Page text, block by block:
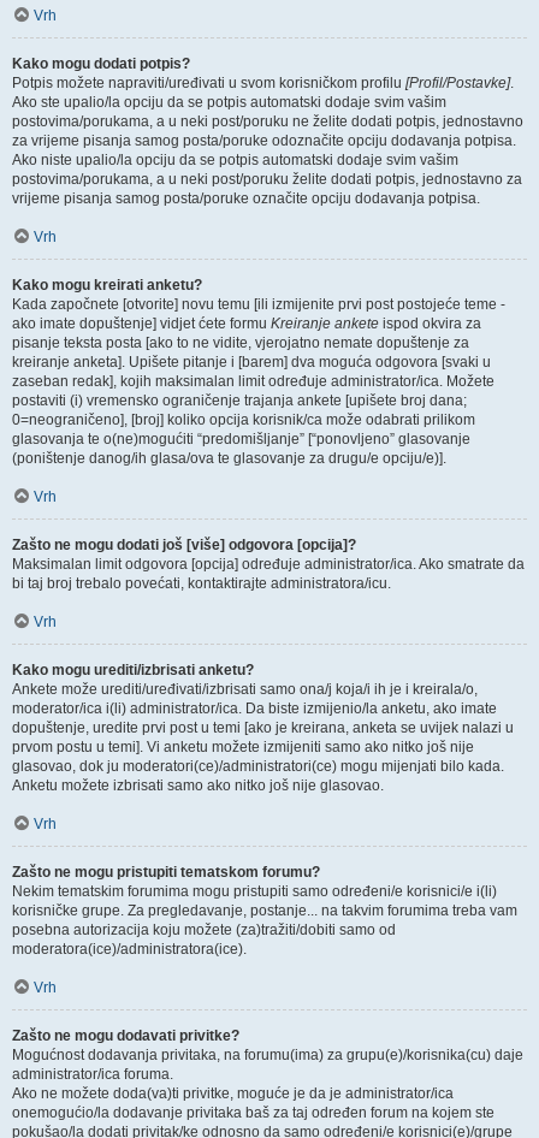
Vrh
Kako mogu dodati potpis?
Potpis možete napraviti/uređivati u svom korisničkom profilu [Profil/Postavke].
Ako ste upalio/la opciju da se potpis automatski dodaje svim vašim
postovima/porukama, a u neki post/poruku ne želite dodati potpis, jednostavno
za vrijeme pisanja samog posta/poruke odoznačite opciju dodavanja potpisa.
Ako niste upalio/la opciju da se potpis automatski dodaje svim vašim
postovima/porukama, a u neki post/poruku želite dodati potpis, jednostavno za
vrijeme pisanja samog posta/poruke označite opciju dodavanja potpisa.
Vrh
Kako mogu kreirati anketu?
Kada započnete [otvorite] novu temu [ili izmijenite prvi post postojeće teme -
ako imate dopuštenje] vidjet ćete formu Kreiranje ankete ispod okvira za
pisanje teksta posta [ako to ne vidite, vjerojatno nemate dopuštenje za
kreiranje anketa]. Upišete pitanje i [barem] dva moguća odgovora [svaki u
zaseban redak], kojih maksimalan limit određuje administrator/ica. Možete
postaviti (i) vremensko ograničenje trajanja ankete [upišete broj dana;
0=neograničeno], [broj] koliko opcija korisnik/ca može odabrati prilikom
glasovanja te o(ne)mogućiti “predomišljanje” [“ponovljeno” glasovanje
(poništenje danog/ih glasa/ova te glasovanje za drugu/e opciju/e)].
Vrh
Zašto ne mogu dodati još [više] odgovora [opcija]?
Maksimalan limit odgovora [opcija] određuje administrator/ica. Ako smatrate da
bi taj broj trebalo povećati, kontaktirajte administratora/icu.
Vrh
Kako mogu urediti/izbrisati anketu?
Ankete može urediti/uređivati/izbrisati samo ona/j koja/i ih je i kreirala/o,
moderator/ica i(li) administrator/ica. Da biste izmijenio/la anketu, ako imate
dopuštenje, uredite prvi post u temi [ako je kreirana, anketa se uvijek nalazi u
prvom postu u temi]. Vi anketu možete izmijeniti samo ako nitko još nije
glasovao, dok ju moderatori(ce)/administratori(ce) mogu mijenjati bilo kada.
Anketu možete izbrisati samo ako nitko još nije glasovao.
Vrh
Zašto ne mogu pristupiti tematskom forumu?
Nekim tematskim forumima mogu pristupiti samo određeni/e korisnici/e i(li)
korisničke grupe. Za pregledavanje, postanje... na takvim forumima treba vam
posebna autorizacija koju možete (za)tražiti/dobiti samo od
moderatora(ice)/administratora(ice).
Vrh
Zašto ne mogu dodavati privitke?
Mogućnost dodavanja privitaka, na forumu(ima) za grupu(e)/korisnika(cu) daje
administrator/ica foruma.
Ako ne možete doda(va)ti privitke, moguće je da je administrator/ica
onemogućio/la dodavanje privitaka baš za taj određen forum na kojem ste
pokušao/la dodati privitak/ke odnosno da samo određeni/e korisnici(e)/grupe